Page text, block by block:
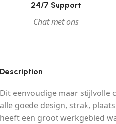
24/7 Support
Chat met ons
Description
Dit eenvoudige maar stijlvolle
alle goede design, strak,
heeft een groot werkgebied